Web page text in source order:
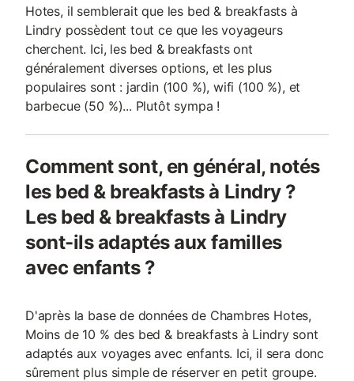
Hotes, il semblerait que les bed & breakfasts à
Lindry possèdent tout ce que les voyageurs
cherchent. Ici, les bed & breakfasts ont
généralement diverses options, et les plus
populaires sont : jardin (100 %), wifi (100 %), et
barbecue (50 %)... Plutôt sympa !
Comment sont, en général, notés
les bed & breakfasts à Lindry ?
Les bed & breakfasts à Lindry
sont-ils adaptés aux familles
avec enfants ?
D'après la base de données de Chambres Hotes,
Moins de 10 % des bed & breakfasts à Lindry sont
adaptés aux voyages avec enfants. Ici, il sera donc
sûrement plus simple de réserver en petit groupe.